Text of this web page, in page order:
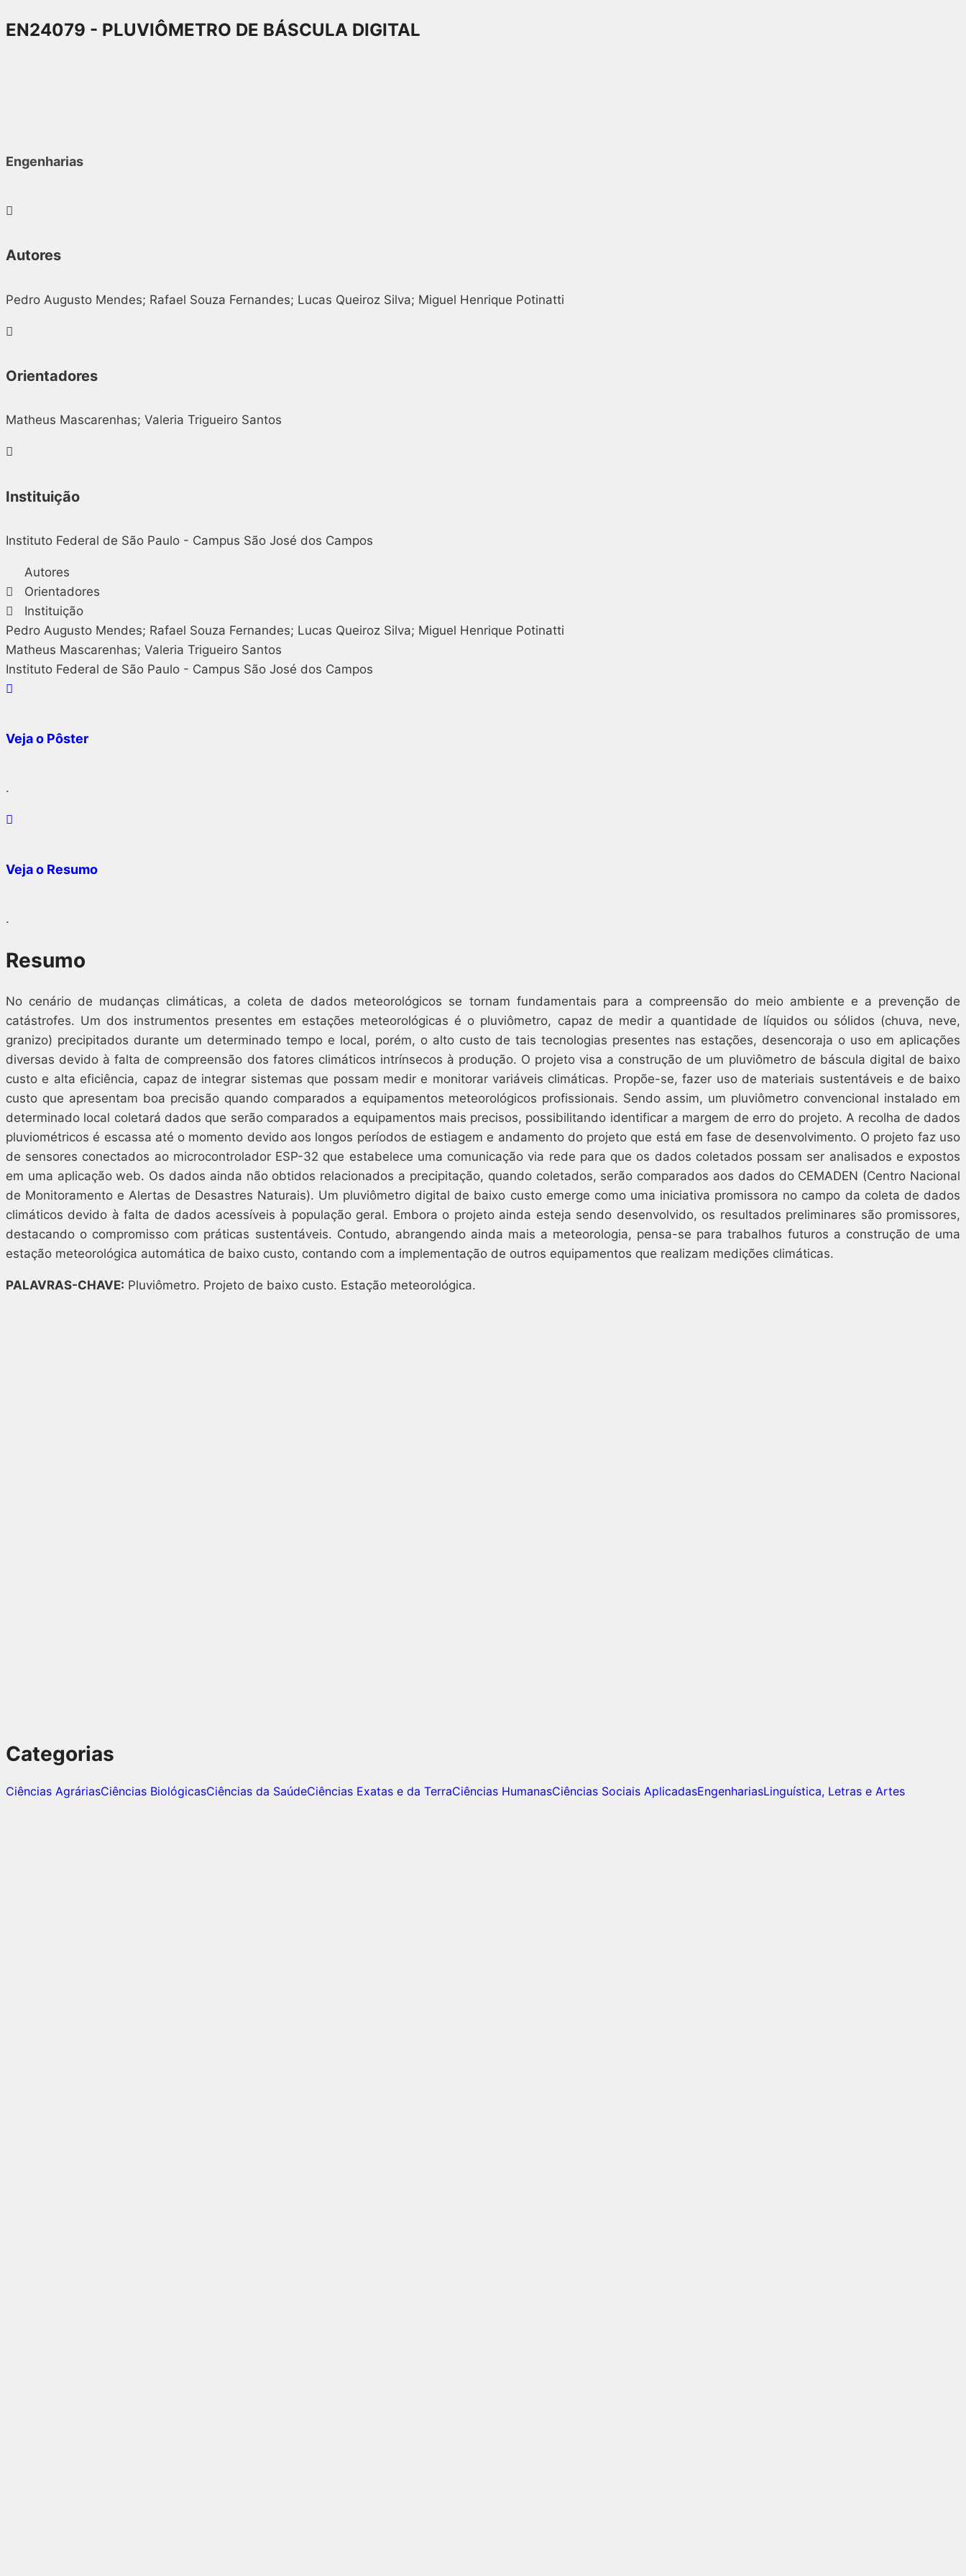
EN24079 - PLUVIÔMETRO DE BÁSCULA DIGITAL
Engenharias
Autores
Pedro Augusto Mendes; Rafael Souza Fernandes; Lucas Queiroz Silva; Miguel Henrique Potinatti
Orientadores
Matheus Mascarenhas; Valeria Trigueiro Santos
Instituição
Instituto Federal de São Paulo - Campus São José dos Campos
Autores
Orientadores
Instituição
Pedro Augusto Mendes; Rafael Souza Fernandes; Lucas Queiroz Silva; Miguel Henrique Potinatti
Matheus Mascarenhas; Valeria Trigueiro Santos
Instituto Federal de São Paulo - Campus São José dos Campos
Veja o Pôster
.
Veja o Resumo
.
Resumo
No cenário de mudanças climáticas, a coleta de dados meteorológicos se tornam fundamentais para a compreensão do meio ambiente e a prevenção de
catástrofes. Um dos instrumentos presentes em estações meteorológicas é o pluviômetro, capaz de medir a quantidade de líquidos ou sólidos (chuva, neve,
granizo) precipitados durante um determinado tempo e local, porém, o alto custo de tais tecnologias presentes nas estações, desencoraja o uso em aplicações
diversas devido à falta de compreensão dos fatores climáticos intrínsecos à produção. O projeto visa a construção de um pluviômetro de báscula digital de baixo
custo e alta eficiência, capaz de integrar sistemas que possam medir e monitorar variáveis climáticas. Propõe-se, fazer uso de materiais sustentáveis e de baixo
custo que apresentam boa precisão quando comparados a equipamentos meteorológicos profissionais. Sendo assim, um pluviômetro convencional instalado em
determinado local coletará dados que serão comparados a equipamentos mais precisos, possibilitando identificar a margem de erro do projeto. A recolha de dados
pluviométricos é escassa até o momento devido aos longos períodos de estiagem e andamento do projeto que está em fase de desenvolvimento. O projeto faz uso
de sensores conectados ao microcontrolador ESP-32 que estabelece uma comunicação via rede para que os dados coletados possam ser analisados e expostos
em uma aplicação web. Os dados ainda não obtidos relacionados a precipitação, quando coletados, serão comparados aos dados do CEMADEN (Centro Nacional
de Monitoramento e Alertas de Desastres Naturais). Um pluviômetro digital de baixo custo emerge como uma iniciativa promissora no campo da coleta de dados
climáticos devido à falta de dados acessíveis à população geral. Embora o projeto ainda esteja sendo desenvolvido, os resultados preliminares são promissores,
destacando o compromisso com práticas sustentáveis. Contudo, abrangendo ainda mais a meteorologia, pensa-se para trabalhos futuros a construção de uma
estação meteorológica automática de baixo custo, contando com a implementação de outros equipamentos que realizam medições climáticas.
PALAVRAS-CHAVE: Pluviômetro. Projeto de baixo custo. Estação meteorológica.
Categorias
Ciências AgráriasCiências BiológicasCiências da SaúdeCiências Exatas e da TerraCiências HumanasCiências Sociais AplicadasEngenhariasLinguística, Letras e Artes